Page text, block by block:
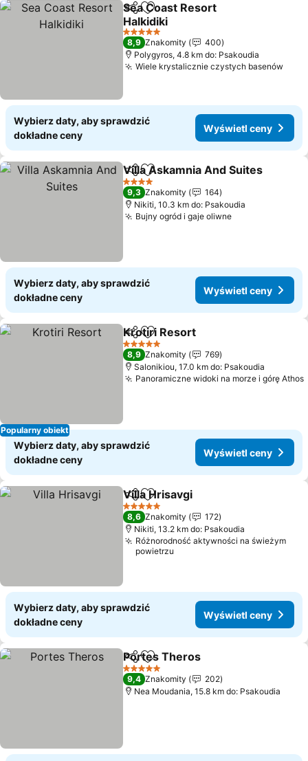
Udostępnij
Dodaj do ulubionych
Sea Coast Resort
Halkidiki
5 Kategoria
8,9 Znakomity
400
Polygyros, 4.8 km do: Psakoudia
Wiele krystalicznie czystych basenów
Wybierz daty, aby sprawdzić
dokładne ceny
Wyświetl ceny
Udostępnij
Dodaj do ulubionych
Villa Askamnia And Suites
4 Kategoria
9,3 Znakomity
164
Nikiti, 10.3 km do: Psakoudia
Bujny ogród i gaje oliwne
Wybierz daty, aby sprawdzić
dokładne ceny
Wyświetl ceny
Popularny obiekt
Udostępnij
Dodaj do ulubionych
Krotiri Resort
5 Kategoria
8,9 Znakomity
769
Salonikiou, 17.0 km do: Psakoudia
Panoramiczne widoki na morze i górę Athos
Wybierz daty, aby sprawdzić
dokładne ceny
Wyświetl ceny
Udostępnij
Dodaj do ulubionych
Villa Hrisavgi
5 Kategoria
8,6 Znakomity
172
Nikiti, 13.2 km do: Psakoudia
Różnorodność aktywności na świeżym
powietrzu
Wybierz daty, aby sprawdzić
dokładne ceny
Wyświetl ceny
Udostępnij
Dodaj do ulubionych
Portes Theros
5 Kategoria
9,4 Znakomity
202
Nea Moudania, 15.8 km do: Psakoudia